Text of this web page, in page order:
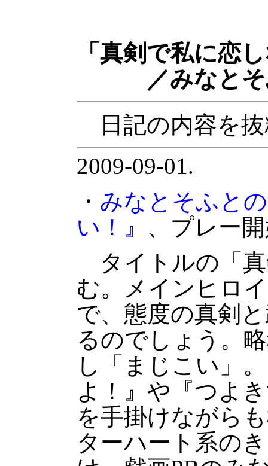
「真剣で私に恋
／みなとそ
日記の内容を抜
2009-09-01.
・ みなとそふと
い！』 、プレー
タイトルの「
む。メインヒロ
で、態度の真剣
るのでしょう。
し「まじこい」
よ！』や『つよ
を手掛けながら
ターハート系の